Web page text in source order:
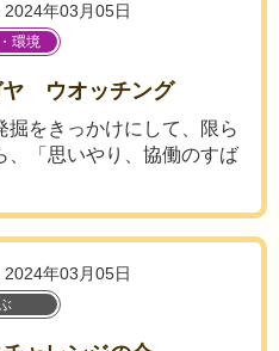
2024年03月05日
環境
ヤ ウオッチング
をきっかけにして、限ら
、「思いやり、協働のすば
2024年03月05日